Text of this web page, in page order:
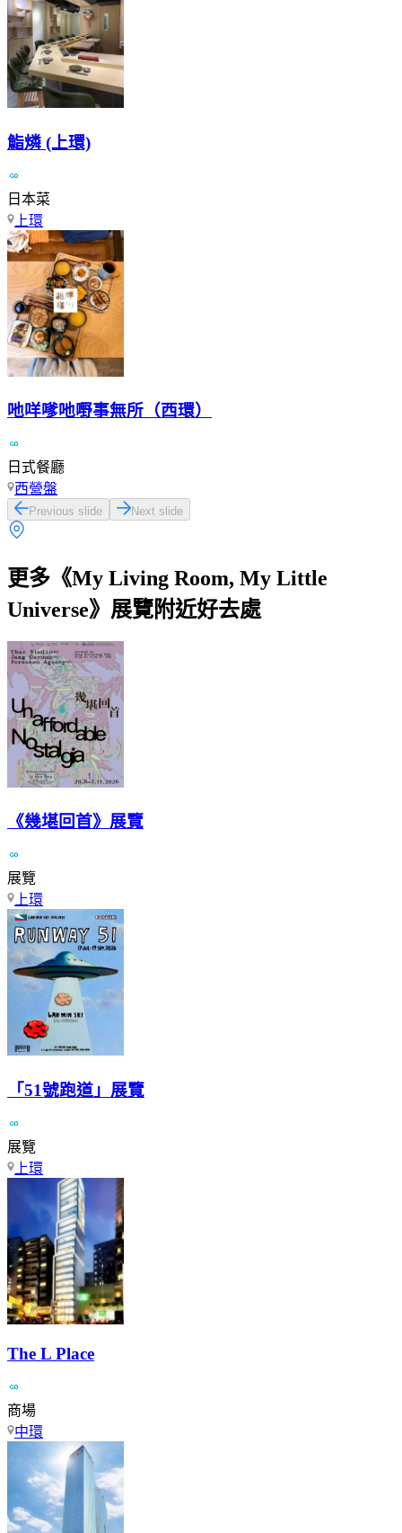
鮨燐 (上環)
日本菜
上環
吔咩嗲吔嘢事無所（西環）
日式餐廳
西營盤
Previous slide Next slide
更多《My Living Room, My Little
Universe》展覽附近好去處
《幾堪回首》展覽
展覽
上環
「51號跑道」展覽
展覽
上環
The L Place
商場
中環